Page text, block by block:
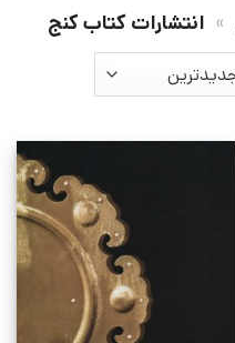
» انتشارات کتاب کنج